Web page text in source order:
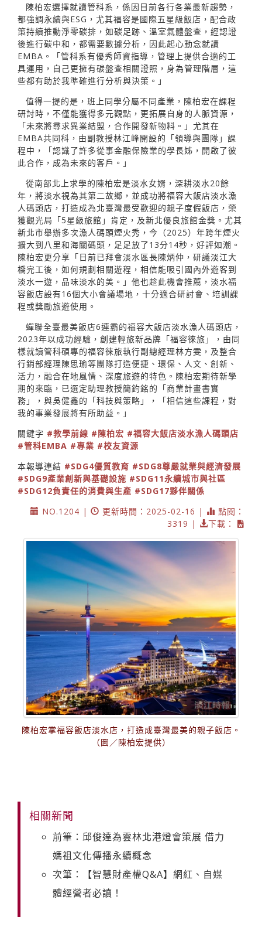
陳柏宏選擇就讀管科系，係因目前各行各業最新趨勢，
都強調永續與ESG，尤其福容是國際五星級飯店，配合政
策持續推動淨零碳排，如碳足跡、溫室氣體盤查，經認證
後進行碳中和，都需要數據分析，因此起心動念就讀
EMBA。「管科系有優秀師資指導，管理上提供合適的工
具運用，自己更擁有碳盤查相關證照，身為管理階層，這
些都有助於我準確進行分析與決策。」
值得一提的是，班上同學分屬不同產業，陳柏宏在課程
研討時，不僅能獲得多元觀點，更拓展自身的人脈資源，
「未來將尋求異業結盟，合作開發新物料。」尤其在
EMBA共同科，由副教授林江峰開設的「領導與團隊」課
程中，「認識了許多從事金融保險業的學長姊，開啟了彼
此合作，成為未來的客戶。」
從南部北上求學的陳柏宏是淡水女婿，深耕淡水20餘
年，將淡水視為其第二故鄉，並成功將福容大飯店淡水漁
人碼頭店，打造成為北臺灣最受歡迎的親子度假飯店，榮
獲觀光局「5星級旅館」肯定，及新北優良旅館金獎。尤其
新北市舉辦多次漁人碼頭煙火秀，今（2025）年跨年煙火
擴大到八里和海關碼頭，足足放了13分14秒，好評如潮。
陳柏宏更分享「日前已拜會淡水區長陳炳仲，研議淡江大
橋完工後，如何規劃相關遊程，相信能吸引國內外遊客到
淡水一遊，品味淡水的美。」他也趁此機會推薦，淡水福
容飯店設有16個大小會議場地，十分適合研討會、培訓課
程或獎勵旅遊使用。
蟬聯全臺最美飯店6連霸的福容大飯店淡水漁人碼頭店，
2023年以成功經驗，創建輕旅新品牌「福容徠旅」，由同
樣就讀管科碩專的福容徠旅執行副總經理林方雯，及整合
行銷部經理陳思瑜等團隊打造便捷、環保、人文、創新、
活力，融合在地風情、深度旅遊的特色。陳柏宏期待新學
期的來臨，已選定助理教授簡鈞銘的「商業計畫書實
務」，與吳健鑫的「科技與策略」，「相信這些課程，對
我的事業發展將有所助益。」
關鍵字 #教學前線 #陳柏宏 #福容大飯店淡水漁人碼頭店
#管科EMBA #專業 #校友資源
本報導連結 #SDG4優質教育 #SDG8尊嚴就業與經濟發展
#SDG9產業創新與基礎設施 #SDG11永續城市與社區
#SDG12負責任的消費與生產 #SDG17夥伴關係
NO.1204 |
更新時間：2025-02-16 |
點閱：
3319 |
下載：
陳柏宏掌福容飯店淡水店，打造成臺灣最美的親子飯店。
（圖／陳柏宏提供）
相關新聞
前筆：邱俊達為雲林北港燈會策展 借力
媽祖文化傳播永續概念
次筆：【智慧財產權Q&A】網紅、自媒
體經營者必讀！